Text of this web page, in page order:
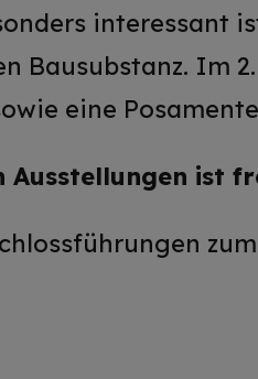
interessant
Bausubstanz. Im
eine
Ausstellungen ist